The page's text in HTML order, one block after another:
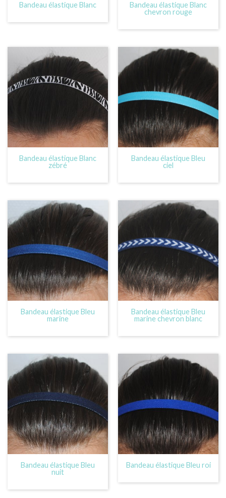
Bandeau élastique Blanc
Bandeau élastique Blanc
chevron rouge
Bandeau élastique Blanc
zébré
Bandeau élastique Bleu
ciel
Bandeau élastique Bleu
marine
Bandeau élastique Bleu
marine chevron blanc
Bandeau élastique Bleu
nuit
Bandeau élastique Bleu roi